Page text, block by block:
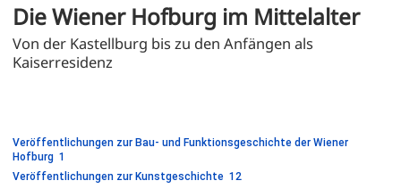
Die Wiener Hofburg im Mittelalter
Von der Kastellburg bis zu den Anfängen als
Kaiserresidenz
Veröffentlichungen zur Bau- und Funktionsgeschichte der Wiener
Hofburg 1
Veröffentlichungen zur Kunstgeschichte 12